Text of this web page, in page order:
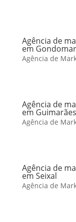
Agência de
em Gondomar
Agência de
Agência de
em Guimarães
Agência de
Agência de
em Seixal
Agência de